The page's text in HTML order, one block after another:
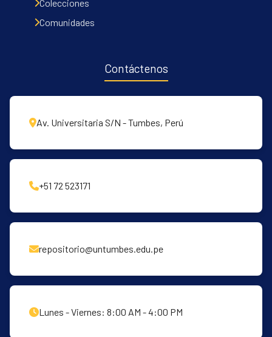
Colecciones
Comunidades
Contáctenos
Av. Universitaria S/N - Tumbes, Perú
+51 72 523171
repositorio@untumbes.edu.pe
Lunes - Viernes: 8:00 AM - 4:00 PM